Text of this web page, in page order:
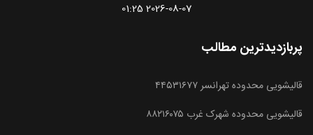
2026-08-07 01:25
پربازدیدترین مطالب
قالیشویی محدوده تهرانسر ۴۴۵۳۱۶۷۷
قالیشویی محدوده شهرک غرب ۸۸۲۱۶۰۷۵